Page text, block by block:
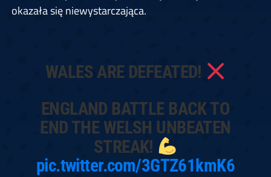
okazała się niewystarczająca.
WALES ARE DEFEATED!
ENGLAND BATTLE BACK TO
END THE WELSH UNBEATEN
STREAK!
pic.twitter.com/3GTZ61kmK6